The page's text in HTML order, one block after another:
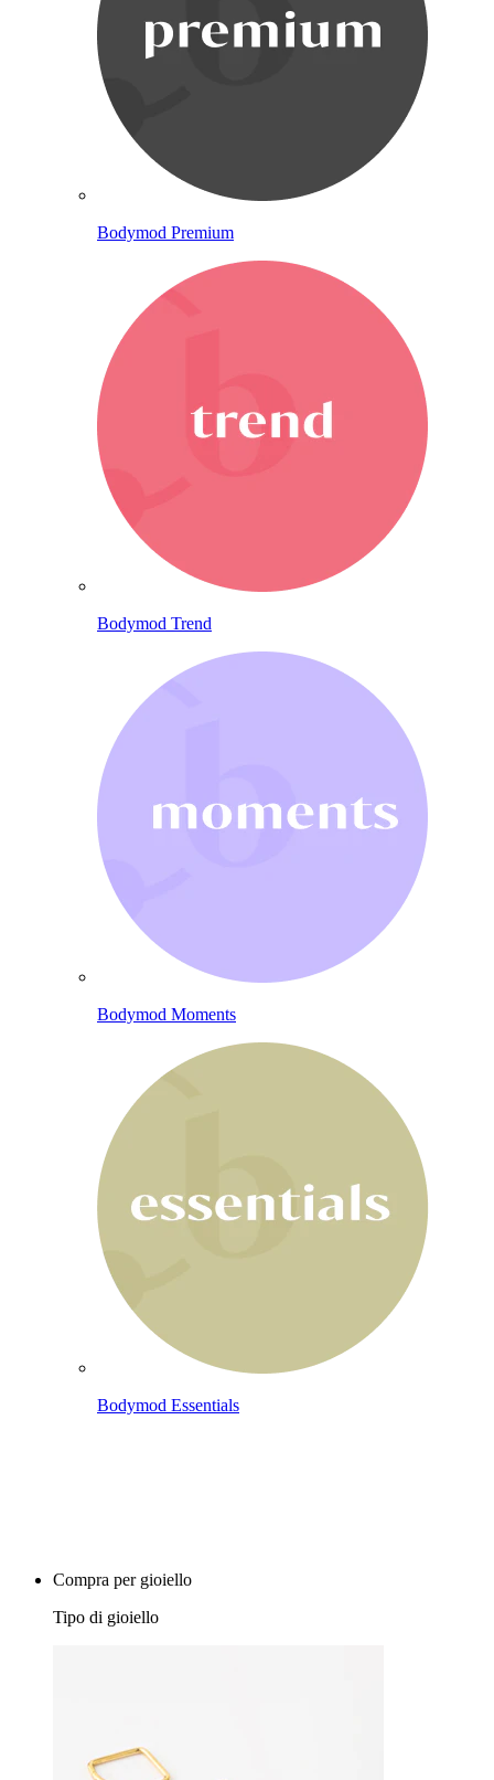
Bodymod Premium
Bodymod Trend
Bodymod Moments
Bodymod Essentials
Compra per gioiello
Tipo di gioiello